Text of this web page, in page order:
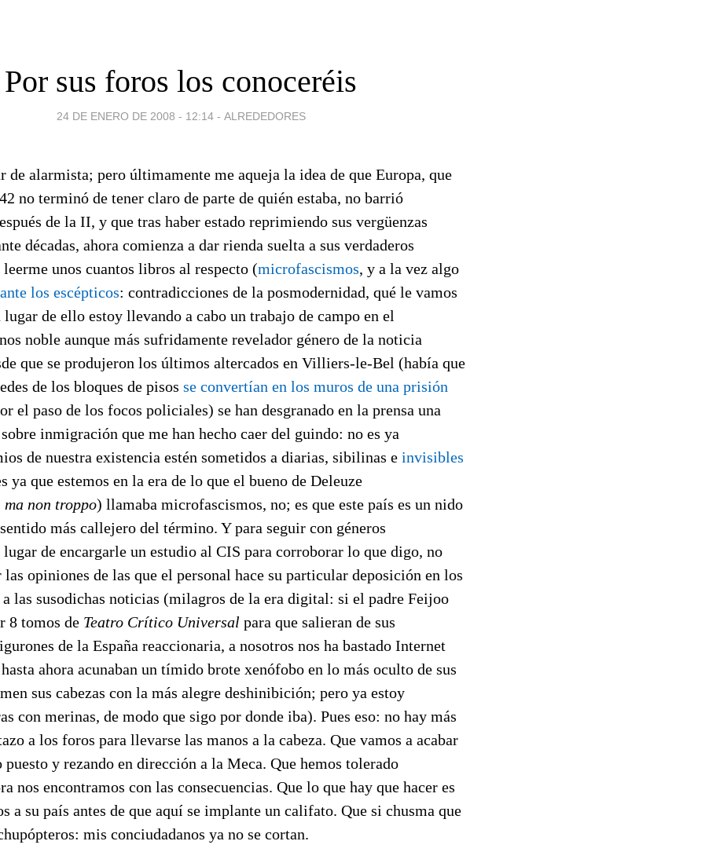
Por sus foros los conoceréis
24 DE ENERO DE 2008 - 12:14 - ALREDEDORES
de alarmista; pero últimamente me aqueja la idea de que Europa, que
no terminó de tener claro de parte de quién estaba, no barrió
de la II, y que tras haber estado reprimiendo sus vergüenzas
décadas, ahora comienza a dar rienda suelta a sus verdaderos
unos cuantos libros al respecto (microfascismos, y a la vez algo
los escépticos: contradicciones de la posmodernidad, qué le vamos
lugar de ello estoy llevando a cabo un trabajo de campo en el
noble aunque más sufridamente revelador género de la noticia
que se produjeron los últimos altercados en Villiers-le-Bel (había que
de los bloques de pisos se convertían en los muros de una prisión
el paso de los focos policiales) se han desgranado en la prensa una
inmigración que me han hecho caer del guindo: no es ya
de nuestra existencia estén sometidos a diarias, sibilinas e invisibles
ya que estemos en la era de lo que el bueno de Deleuze
ma non troppo) llamaba microfascismos, no; es que este país es un nido
más callejero del término. Y para seguir con géneros
de encargarle un estudio al CIS para corroborar lo que digo, no
las opiniones de las que el personal hace su particular deposición en los
las susodichas noticias (milagros de la era digital: si el padre Feijoo
8 tomos de Teatro Crítico Universal para que salieran de sus
de la España reaccionaria, a nosotros nos ha bastado Internet
ahora acunaban un tímido brote xenófobo en lo más oculto de sus
sus cabezas con la más alegre deshinibición; pero ya estoy
con merinas, de modo que sigo por donde iba). Pues eso: no hay más
a los foros para llevarse las manos a la cabeza. Que vamos a acabar
y rezando en dirección a la Meca. Que hemos tolerado
nos encontramos con las consecuencias. Que lo que hay que hacer es
a su país antes de que aquí se implante un califato. Que si chusma que
mis conciudadanos ya no se cortan.